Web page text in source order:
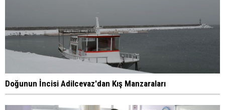
Doğunun İncisi Adilcevaz'dan Kış Manzaraları